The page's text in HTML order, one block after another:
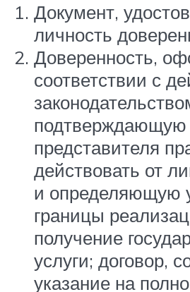
Документ,
личность
Доверенность,
соответствии с
подтверждающую
представителя
действовать от
и определяющую
границы
получение
услуги; договор,
указание на